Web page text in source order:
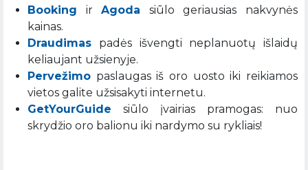
Booking irAgoda siūlo geriausias nakvynės
kainas.
Draudimas padės išvengti neplanuotų išlaidų
keliaujant užsienyje.
Pervežimo paslaugas iš oro uosto iki reikiamos
vietos galite užsisakyti internetu.
GetYourGuide siūlo įvairias pramogas: nuo
skrydžio oro balionu iki nardymo su rykliais!